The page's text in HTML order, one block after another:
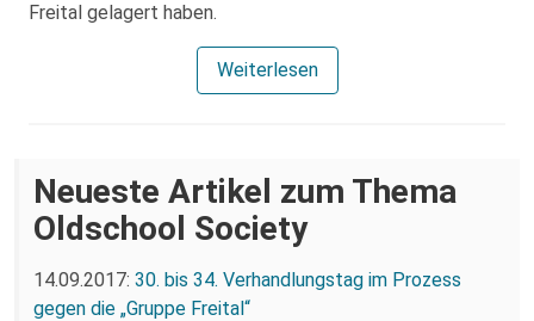
Freital gelagert haben.
Weiterlesen
Neueste Artikel zum Thema
Oldschool Society
14.09.2017: 30. bis 34. Verhandlungstag im Prozess
gegen die „Gruppe Freital“